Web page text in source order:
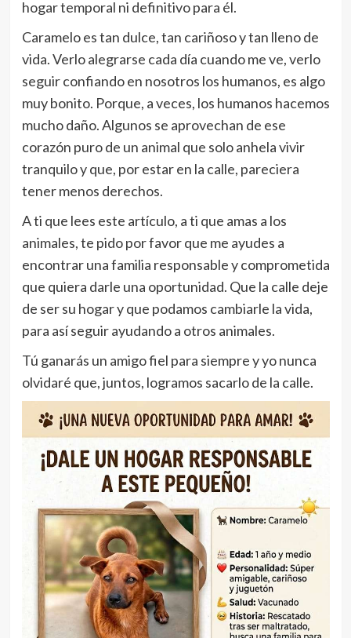
hogar temporal ni definitivo para él.
Caramelo es tan dulce, tan cariñoso y tan lleno de
vida. Verlo alegrarse cada día cuando me ve, verlo
seguir confiando en nosotros los humanos, es algo
muy bonito. Porque, a veces, los humanos hacemos
mucho daño. Algunos se aprovechan de ese
corazón puro de un animal que solo anhela vivir
tranquilo y que, por estar en la calle, pareciera
tener menos derechos.
A ti que lees este artículo, a ti que amas a los
animales, te pido por favor que me ayudes a
encontrar una familia responsable y comprometida
que quiera darle una oportunidad. Que la calle deje
de ser su hogar y que podamos cambiarle la vida,
para así seguir ayudando a otros animales.
Tú ganarás un amigo fiel para siempre y yo nunca
olvidaré que, juntos, logramos sacarlo de la calle.